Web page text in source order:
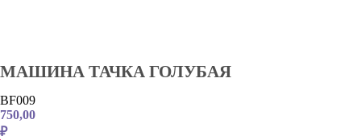
МАШИНА ТАЧКА ГОЛУБАЯ
BF009
750,00
₽